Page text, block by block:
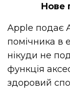
Нове
Apple подає
помічника в
нікуди не
функція
здоровий